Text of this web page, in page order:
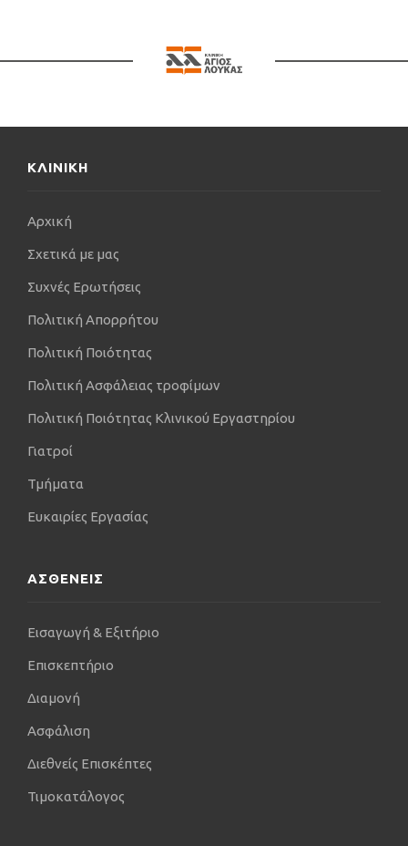
ΚΛΙΝΙΚΗ
Αρχική
Σχετικά με μας
Συχνές Ερωτήσεις
Πολιτική Απορρήτου
Πολιτική Ποιότητας
Πολιτική Ασφάλειας τροφίμων
Πολιτική Ποιότητας Κλινικού Εργαστηρίου
Γιατροί
Τμήματα
Ευκαιρίες Εργασίας
ΑΣΘΕΝΕΙΣ
Εισαγωγή & Εξιτήριο
Επισκεπτήριο
Διαμονή
Ασφάλιση
Διεθνείς Επισκέπτες
Τιμοκατάλογος